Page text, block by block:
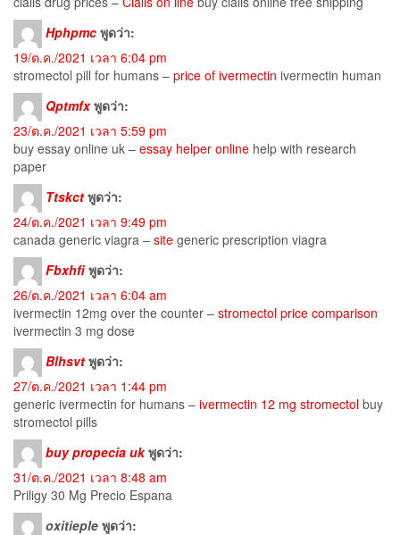
Hphpmc พูดว่า:
19/ต.ค./2021 เวลา 6:04 pm
stromectol pill for humans – price of ivermectin ivermectin human
Qptmfx พูดว่า:
23/ต.ค./2021 เวลา 5:59 pm
buy essay online uk – essay helper online help with research
paper
Ttskct พูดว่า:
24/ต.ค./2021 เวลา 9:49 pm
canada generic viagra – site generic prescription viagra
Fbxhfi พูดว่า:
26/ต.ค./2021 เวลา 6:04 am
ivermectin 12mg over the counter – stromectol price comparison
ivermectin 3 mg dose
Blhsvt พูดว่า:
27/ต.ค./2021 เวลา 1:44 pm
generic ivermectin for humans – ivermectin 12 mg stromectol buy
stromectol pills
buy propecia uk พูดว่า:
31/ต.ค./2021 เวลา 8:48 am
Priligy 30 Mg Precio Espana
oxitieple พูดว่า: